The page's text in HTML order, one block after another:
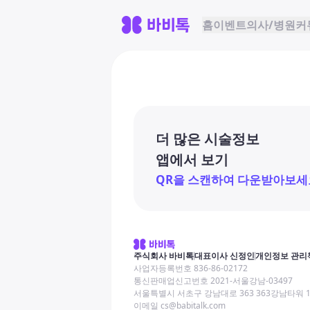
홈이벤트의사/병원커
더 많은 시술정보
앱에서 보기
QR을 스캔하여 다운받아보세
주식회사 바비톡대표이사 신정인개인정보 관리
사업자등록번호 836-86-02172
통신판매업신고번호 2021-서울강남-03497
서울특별시 서초구 강남대로 363 363강남타워
이메일 cs@babitalk.com